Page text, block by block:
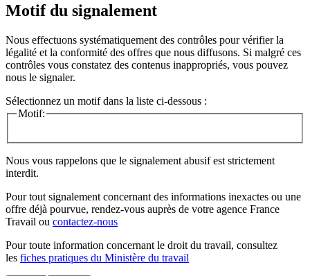
Motif du signalement
Nous effectuons systématiquement des contrôles pour vérifier la
légalité et la conformité des offres que nous diffusons. Si malgré ces
contrôles vous constatez des contenus inappropriés, vous pouvez
nous le signaler.
Sélectionnez un motif dans la liste ci-dessous :
Motif:
Nous vous rappelons que le signalement abusif est strictement
interdit.
Pour tout signalement concernant des informations inexactes ou une
offre déjà pourvue, rendez-vous auprès de votre agence France
Travail ou contactez-nous
Pour toute information concernant le droit du travail, consultez
les fiches pratiques du Ministère du travail